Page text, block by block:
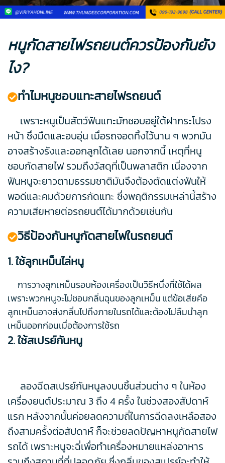
หนูกัดสายไฟรถยนต์ควรป้องกันยัง
ไง?
ทำไมหนูชอบแทะสายไฟรถยนต์
เพราะหนูเป็นสัตว์ฟันแทะมักชอบอยู่ใต้ฝากระโปรง
หน้า ซึ่งมืดและอบอุ่น เมื่อรถจอดทิ้งไว้นาน ๆ พวกมัน
อาจสร้างรังและออกลูกได้เลย นอกจากนี้ เหตุที่หนู
ชอบกัดสายไฟ รวมถึงวัสดุที่เป็นพลาสติก เนื่องจาก
ฟันหนูจะยาวตามธรรมชาติมันจึงต้องตัดแต่งฟันให้
พอดีและคมด้วยการกัดแทะ ซึ่งพฤติกรรมเหล่านี้สร้าง
ความเสียหายต่อรถยนต์ได้มากด้วยเช่นกัน
วิธีป้องกันหนูกัดสายไฟในรถยนต์
1. ใช้ลูกเหม็นไล่หนู
การวางลูกเหม็นรอบห้องเครื่องเป็นวิธีหนึ่งที่ใช้ได้ผล
เพราะพวกหนูจะไม่ชอบกลิ่นฉุนของลูกเหม็น แต่ข้อเสียคือ
ลูกเหม็นอาจส่งกลิ่นไปถึงภายในรถได้และต้องไม่ลืมนำลูก
เหม็นออกก่อนเมื่อต้องการใช้รถ
2. ใช้สเปรย์กันหนู
ลองฉีดสเปรย์กันหนูลงบนชิ้นส่วนต่าง ๆ ในห้อง
เครื่องยนต์ประมาณ 3 ถึง 4 ครั้ง ในช่วงสองสัปดาห์
แรก หลังจากนั้นค่อยลดความถี่ในการฉีดลงเหลือสอง
ถึงสามครั้งต่อสัปดาห์ ก็จะช่วยลดปัญหาหนูกัดสายไฟ
รถได้ เพราะหนูจะฉี่เพื่อทำเครื่องหมายแหล่งอาหาร